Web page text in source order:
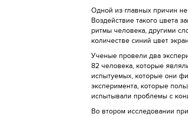
Одной из главных причин
Воздействие такого цвета
ритмы человека, другими
количестве синий цвет
Ученые провели два
82 человека, которые
испытуемых, которые они
эксперимента, которые
испытывали проблемы с
Во втором исследовании